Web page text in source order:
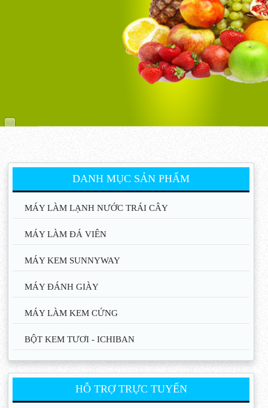
DANH MỤC SẢN PHẨM
MÁY LÀM LẠNH NƯỚC TRÁI CÂY
MÁY LÀM ĐÁ VIÊN
MÁY KEM SUNNYWAY
MÁY ĐÁNH GIÀY
MÁY LÀM KEM CỨNG
BỘT KEM TƯƠI - ICHIBAN
HỖ TRỢ TRỰC TUYẾN